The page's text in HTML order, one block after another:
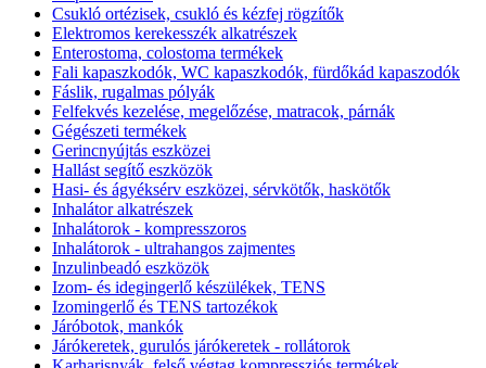
Csukló ortézisek, csukló és kézfej rögzítők
Elektromos kerekesszék alkatrészek
Enterostoma, colostoma termékek
Fali kapaszkodók, WC kapaszkodók, fürdőkád kapaszodók
Fáslik, rugalmas pólyák
Felfekvés kezelése, megelőzése, matracok, párnák
Gégészeti termékek
Gerincnyújtás eszközei
Hallást segítő eszközök
Hasi- és ágyéksérv eszközei, sérvkötők, haskötők
Inhalátor alkatrészek
Inhalátorok - kompresszoros
Inhalátorok - ultrahangos zajmentes
Inzulinbeadó eszközök
Izom- és idegingerlő készülékek, TENS
Izomingerlő és TENS tartozékok
Járóbotok, mankók
Járókeretek, gurulós járókeretek - rollátorok